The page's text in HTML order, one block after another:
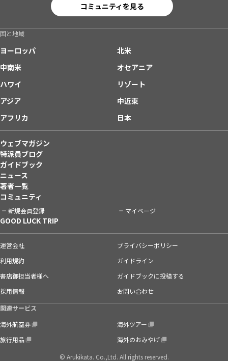
コミュニティを見る
国と地域
ヨーロッパ
北米
中南米
オセアニア
ハワイ
リゾート
アジア
中近東
アフリカ
日本
ウェブマガジン
特派員ブログ
ガイドブック
ニュース
著者一覧
コミュニティ
新規会員登録 マイページ
GOOD LUCK TRIP
運営会社
プライバシーポリシー
利用規約
ガイドライン
書店御担当者様へ
ガイドブックに投稿する
採用情報
お問い合わせ
関連サービス
海外航空券
海外ツアー
旅行用品
海外のおみやげ
© Arukikata. Co.,Ltd. All rights reserved.